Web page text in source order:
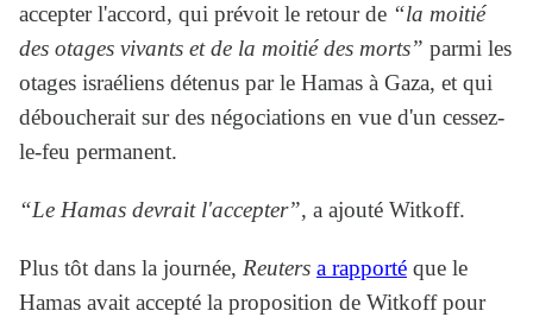
accepter l'accord, qui prévoit le retour de “la moitié
des otages vivants et de la moitié des morts” parmi les
otages israéliens détenus par le Hamas à Gaza, et qui
déboucherait sur des négociations en vue d'un cessez-
le-feu permanent.
“Le Hamas devrait l'accepter”, a ajouté Witkoff.
Plus tôt dans la journée, Reuters a rapporté que le
Hamas avait accepté la proposition de Witkoff pour